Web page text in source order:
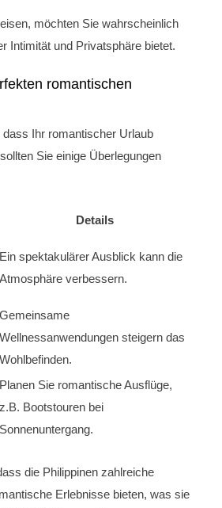
möchten Sie wahrscheinlich
Intimität und Privatsphäre bietet.
romantischen
Ihr romantischer Urlaub
Sie einige Überlegungen
Details
Ein spektakulärer Ausblick kann die
Atmosphäre verbessern.
Gemeinsame
Wellnessanwendungen steigern das
Wohlbefinden.
Planen Sie romantische Ausflüge,
z.B. Bootstouren bei
Sonnenuntergang.
die Philippinen zahlreiche
Erlebnisse bieten, was sie